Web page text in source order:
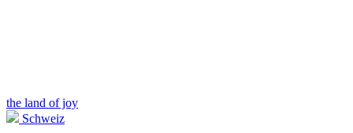
the land of joy
Schweiz